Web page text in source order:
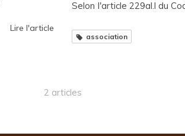
Lire l'article
Selon I'article 229al.l du
association
2 articles